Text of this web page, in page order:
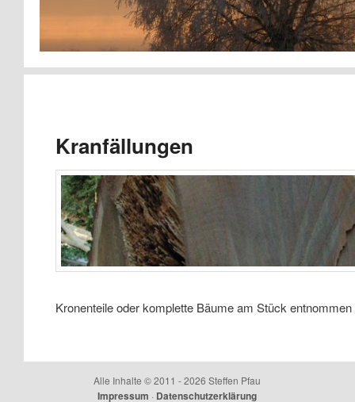
Kranfällungen
Kronenteile oder komplette Bäume am Stück
Alle Inhalte © 2011 - 2026 Steffen Pfau
Impressum · Datenschutzerklärung